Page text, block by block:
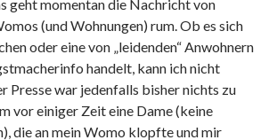
geht momentan die Nachricht von
(und Wohnungen) rum. Ob es sich
oder eine von „leidenden“ Anwohnern
handelt, kann ich nicht
Presse war jedenfalls bisher nichts zu
vor einiger Zeit eine Dame (keine
die an mein Womo klopfte und mir